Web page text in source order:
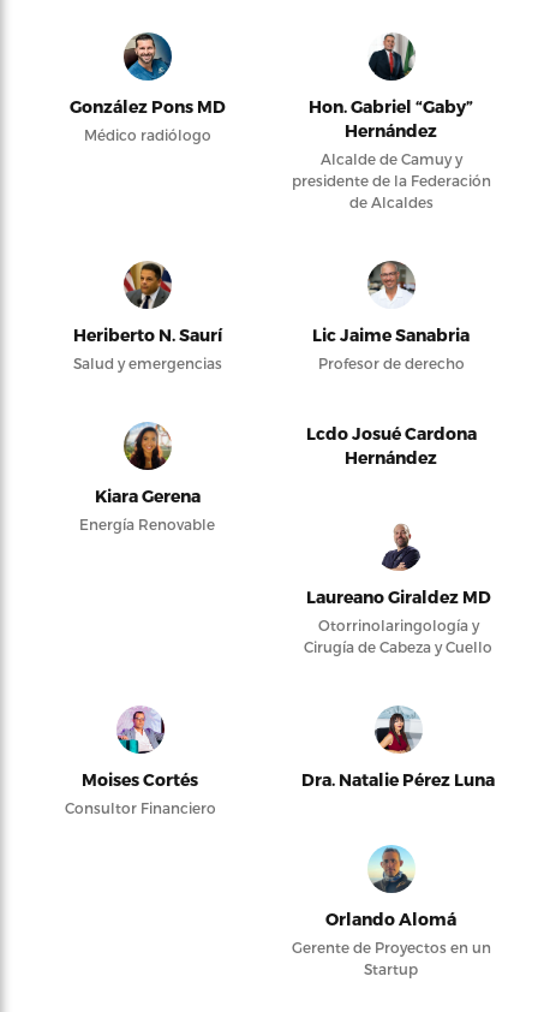
González Pons MD
Médico radiólogo
Hon. Gabriel “Gaby”
Hernández
Alcalde de Camuy y
presidente de la Federación
de Alcaldes
Heriberto N. Saurí
Salud y emergencias
Lic Jaime Sanabria
Profesor de derecho
Kiara Gerena
Energía Renovable
Lcdo Josué Cardona
Hernández
Laureano Giraldez MD
Otorrinolaringología y
Cirugía de Cabeza y Cuello
Moises Cortés
Consultor Financiero
Dra. Natalie Pérez Luna
Orlando Alomá
Gerente de Proyectos en un
Startup